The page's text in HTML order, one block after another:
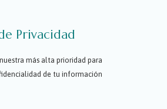
Privacidad
más alta prioridad para
de tu información